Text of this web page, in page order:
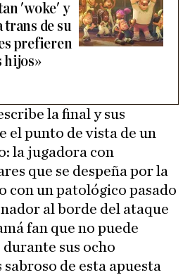
'woke' y
trans de su
prefieren
hijos»
la final y sus
el punto de vista de un
la jugadora con
que se despeña por la
con un patológico pasado
al borde del ataque
fan que no puede
sus ocho
de esta apuesta